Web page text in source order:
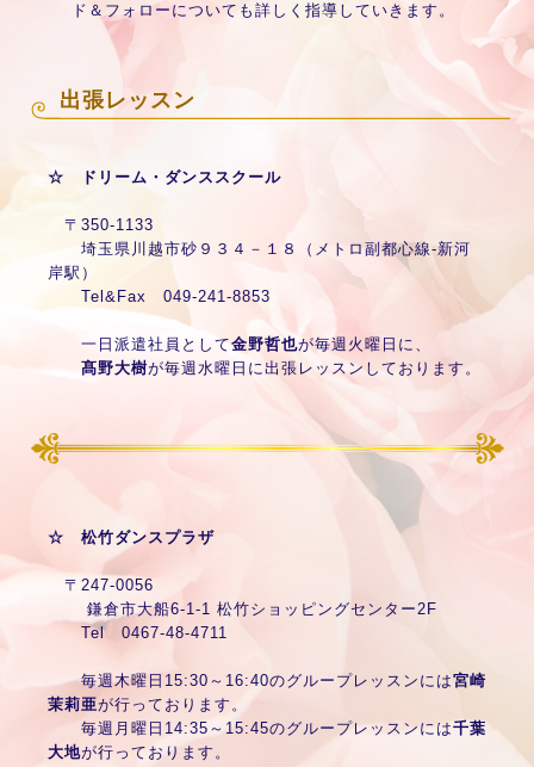
ド＆フォローについても詳しく指導していきます。
出張レッスン
☆ ドリーム・ダンススクール
〒350-1133
埼玉県川越市砂９３４－１８（メトロ副都心線‐新河
岸駅）
Tel&Fax 049-241-8853
一日派遣社員として金野哲也が毎週火曜日に、
髙野大樹が毎週水曜日に出張レッスンしております。
☆ 松竹ダンスプラザ
〒247-0056
鎌倉市大船6-1-1 松竹ショッピングセンター2F
Tel 0467-48-4711
毎週木曜日15:30～16:40のグループレッスンには宮崎
茉莉亜が行っております。
毎週月曜日14:35～15:45のグループレッスンには千葉
大地が行っております。